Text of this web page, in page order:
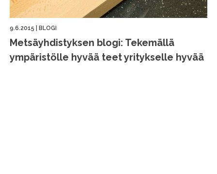
9.6.2015 BLOGI
Metsäyhdistyksen blogi: Tekemällä
ympäristölle hyvää teet yritykselle hyvää